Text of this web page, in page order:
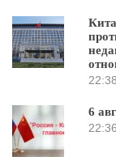
22:38
6
22:36